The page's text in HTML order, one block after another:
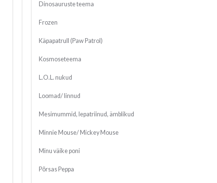
Dinosauruste teema
Frozen
Käpapatrull (Paw Patrol)
Kosmoseteema
L.O.L. nukud
Loomad/ linnud
Mesimummid, lepatriinud, ämblikud
Minnie Mouse/ Mickey Mouse
Minu väike poni
Põrsas Peppa